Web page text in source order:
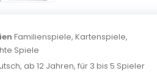
Familienspiele, Kartenspiele,
Spiele
, ab 12 Jahren, für 3 bis 5 Spieler